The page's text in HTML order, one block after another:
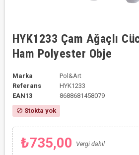
HYK1233 Çam Ağaçlı
Ham Polyester Obje
Marka
Pol&Art
Referans
HYK1233
EAN13
8688681458079
block Stokta yok
₺735,00 Vergi dahil